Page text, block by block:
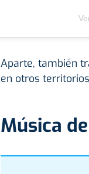
Aparte, también
en otros
Música